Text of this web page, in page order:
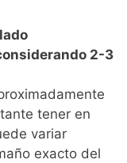
2-3
tener en
variar
exacto del